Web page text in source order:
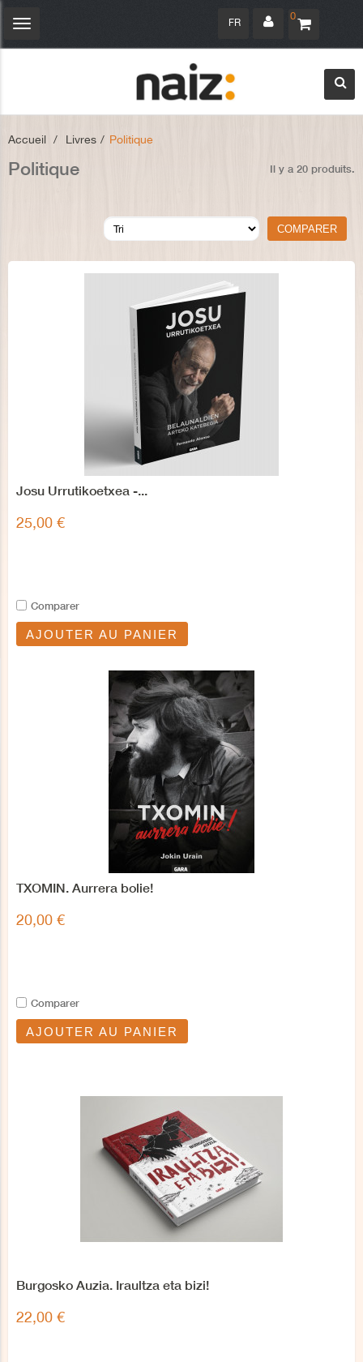
0
FR
Navigation
Accueil > Livres > Politique
Politique Il y a 20 produits.
Josu Urrutikoetxea -...
25,00 €
Comparer
AJOUTER AU PANIER
TXOMIN. Aurrera bolie!
20,00 €
Comparer
AJOUTER AU PANIER
Burgosko Auzia. Iraultza eta bizi!
22,00 €